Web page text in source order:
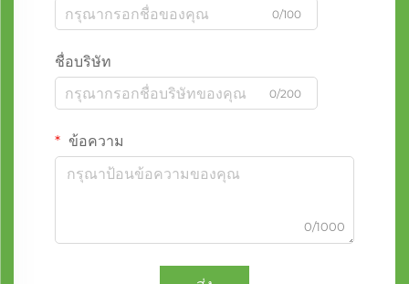
0/100
ชื่อบริษัท
0/200
ข้อความ
0/1000